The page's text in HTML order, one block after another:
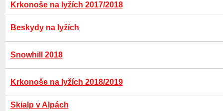
Krkonoše na lyžích 2017/2018
Beskydy na lyžích
Snowhill 2018
Krkonoše na lyžích 2018/2019
Skialp v Alpách